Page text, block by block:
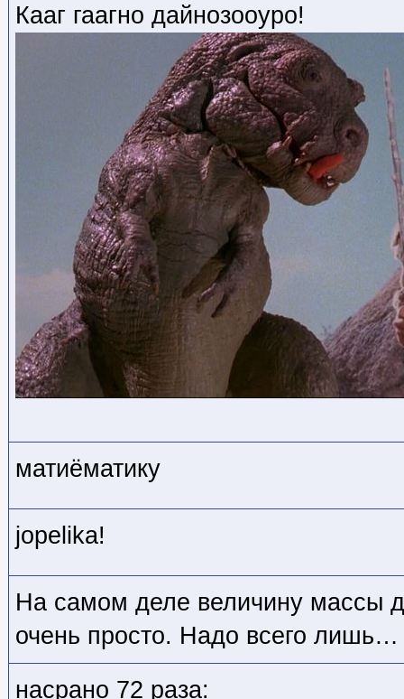
Кааг гаагно дайнозооуро!
матиëматику
jopelika!
На самом деле величину массы
очень просто. Надо всего лишь…
насрано 72 раза: